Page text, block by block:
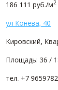
186 111 руб./м2
ул Конева, 40
Кировский,
Площадь: 36 /
тел. +7